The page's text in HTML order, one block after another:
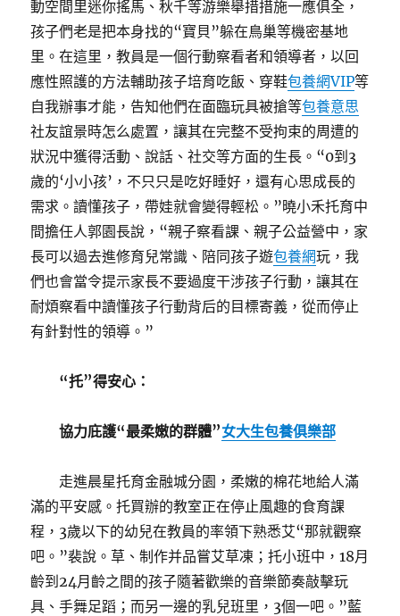
動空間里迷你搖馬、秋千等游樂舉措措施一應俱全，
孩子們老是把本身找的“寶貝”躲在鳥巢等機密基地
里。在這里，教員是一個行動察看者和領導者，以回
應性照護的方法輔助孩子培育吃飯、穿鞋包養網VIP等
自我辦事才能，告知他們在面臨玩具被搶等包養意思
社友誼景時怎么處置，讓其在完整不受拘束的周遭的
狀況中獲得活動、說話、社交等方面的生長。“0到3
歲的‘小小孩’，不只只是吃好睡好，還有心思成長的
需求。讀懂孩子，帶娃就會變得輕松。”曉小禾托育中
間擔任人郭園長說，“親子察看課、親子公益營中，家
長可以過去進修育兒常識、陪同孩子遊包養網玩，我
們也會當令提示家長不要過度干涉孩子行動，讓其在
耐煩察看中讀懂孩子行動背后的目標寄義，從而停止
有針對性的領導。”
“托”得安心：
協力庇護“最柔嫩的群體”女大生包養俱樂部
走進晨星托育金融城分園，柔嫩的棉花地給人滿
滿的平安感。托買辦的教室正在停止風趣的食育課
程，3歲以下的幼兒在教員的率領下熟悉艾“那就觀察
吧。”裴說。草、制作并品嘗艾草凍；托小班中，18月
齡到24月齡之間的孩子隨著歡樂的音樂節奏敲擊玩
具、手舞足蹈；而另一邊的乳兒班里，3個一吧。”藍